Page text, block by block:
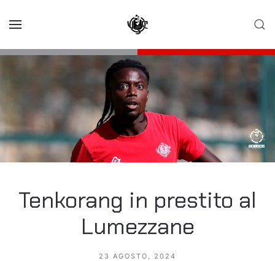
Tenkorang in prestito al
Lumezzane
23 AGOSTO, 2024